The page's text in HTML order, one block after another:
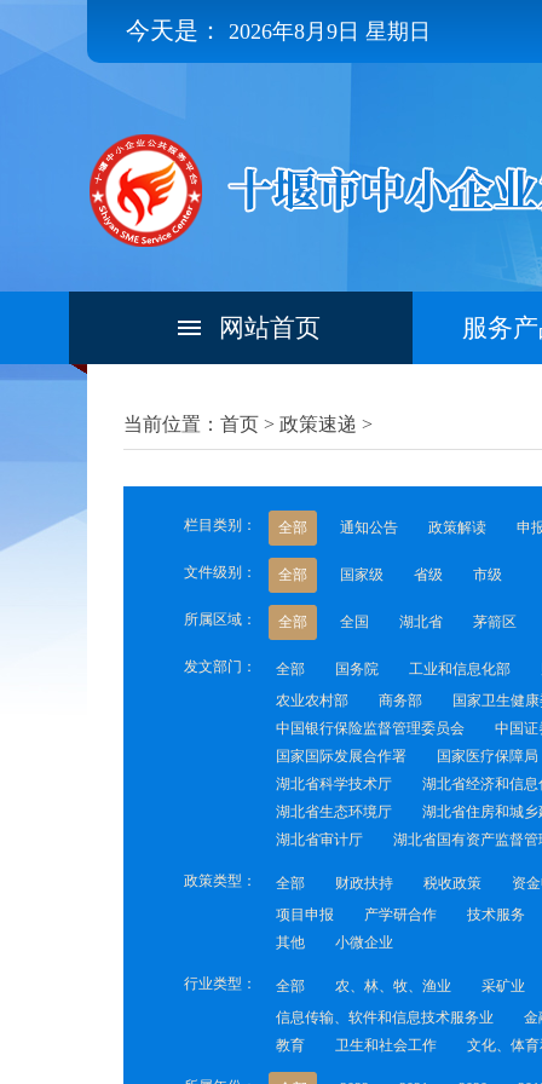
今天是： 2026年8月9日 星期日
网站首页 服务
当前位置：首页 > 政策速递 >
栏目类别： 全部 通知公告 政策解读 申
文件级别： 全部 国家级 省级 市级
所属区域： 全部 全国 湖北省 茅箭区
发文部门： 全部 国务院 工业和信息化部
农业农村部
商务部 国家卫生健
中国银行保险监督管理委员会
中国证
国家国际发展合作署
国家医疗保障局
湖北省科学技术厅
湖北省经济和信息
湖北省生态环境厅
湖北省住房和城乡
湖北省审计厅
湖北省国有资产监督管
政策类型： 全部 财政扶持 税收政策 资
项目申报
产学研合作 技术服务
其他
小微企业
行业类型： 全部 农、林、牧、渔业 采矿业
信息传输、软件和信息技术服务业
金
教育
卫生和社会工作 文化、体